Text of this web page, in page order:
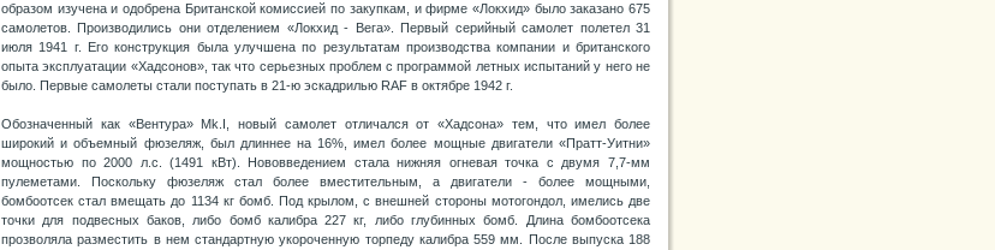
образом изучена и одобрена Британской комиссией по закупкам, и фирме «Локхид» было заказано 675
самолетов. Производились они отделением «Локхид - Вега». Первый серийный самолет полетел 31
июля 1941 г. Его конструкция была улучшена по результатам производства компании и британского
опыта эксплуатации «Хадсонов», так что серьезных проблем с программой летных испытаний у него не
было. Первые самолеты стали поступать в 21-ю эскадрилью RAF в октябре 1942 г.
Обозначенный как «Вентура» Mk.I, новый самолет отличался от «Хадсона» тем, что имел более
широкий и объемный фюзеляж, был длиннее на 16%, имел более мощные двигатели «Пратт-Уитни»
мощностью по 2000 л.с. (1491 кВт). Нововведением стала нижняя огневая точка с двумя 7,7-мм
пулеметами. Поскольку фюзеляж стал более вместительным, а двигатели - более мощными,
бомбоотсек стал вмещать до 1134 кг бомб. Под крылом, с внешней стороны мотогондол, имелись две
точки для подвесных баков, либо бомб калибра 227 кг, либо глубинных бомб. Длина бомбоотсека
прозволяла разместить в нем стандартную укороченную торпеду калибра 559 мм. После выпуска 188